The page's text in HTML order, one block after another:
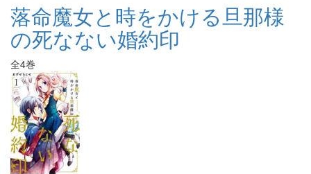
落命魔女と時をかける旦那様
の死なない婚約印
全4巻